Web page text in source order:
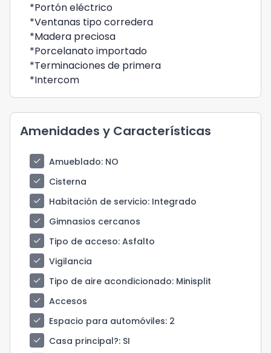
*Portón eléctrico
*Ventanas tipo corredera
*Madera preciosa
*Porcelanato importado
*Terminaciones de primera
*Intercom
Amenidades y Características
check Amueblado: NO
check
Cisterna
check
Habitación de servicio: Integrado
check
Gimnasios cercanos
check
Tipo de acceso: Asfalto
check
Vigilancia
check
Tipo de aire acondicionado: Minisplit
check
Accesos
check
Espacio para automóviles: 2
check
Casa principal?: SI